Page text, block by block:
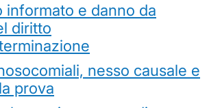
informato e danno da
diritto
nesso causale e
prova